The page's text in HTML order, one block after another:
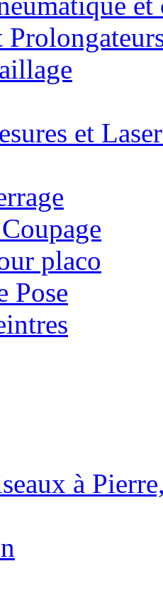
et
placo
Pose
à